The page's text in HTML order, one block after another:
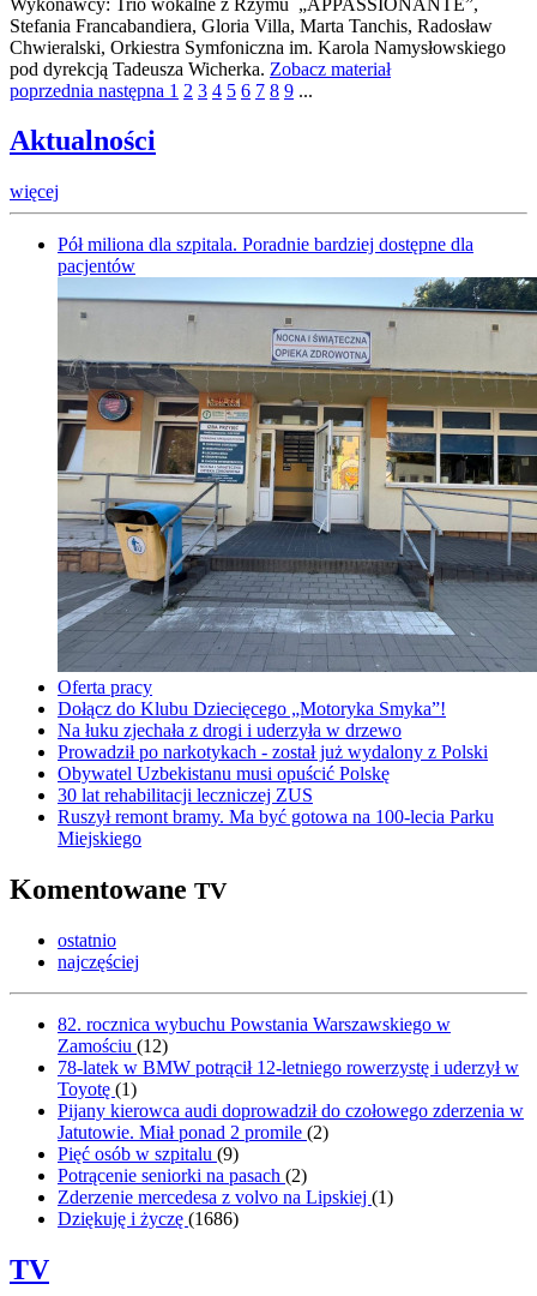
Stefania Francabandiera, Gloria Villa, Marta Tanchis, Radosław
Chwieralski, Orkiestra Symfoniczna im. Karola Namysłowskiego
pod dyrekcją Tadeusza Wicherka. Zobacz materiał
poprzednia następna 1 2 3 4 5 6 7 8 9 ...
Aktualności
więcej
Pół miliona dla szpitala. Poradnie bardziej dostępne dla
pacjentów
Oferta pracy
Dołącz do Klubu Dziecięcego „Motoryka Smyka”!
Na łuku zjechała z drogi i uderzyła w drzewo
Prowadził po narkotykach - został już wydalony z Polski
Obywatel Uzbekistanu musi opuścić Polskę
30 lat rehabilitacji leczniczej ZUS
Ruszył remont bramy. Ma być gotowa na 100-lecia Parku
Miejskiego
Komentowane TV
ostatnio
najczęściej
82. rocznica wybuchu Powstania Warszawskiego w
Zamościu (12)
78-latek w BMW potrącił 12-letniego rowerzystę i uderzył w
Toyotę (1)
Pijany kierowca audi doprowadził do czołowego zderzenia w
Jatutowie. Miał ponad 2 promile (2)
Pięć osób w szpitalu (9)
Potrącenie seniorki na pasach (2)
Zderzenie mercedesa z volvo na Lipskiej (1)
Dziękuję i życzę (1686)
TV